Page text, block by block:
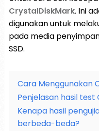
CrystalDiskMark. Ini
digunakan untuk
pada media
SSD.
Cara Menggunakan
Penjelasan hasil test
Kenapa hasil
berbeda-beda?